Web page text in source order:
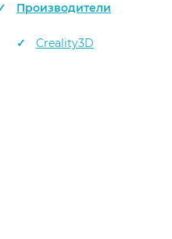
Производители
Creality3D